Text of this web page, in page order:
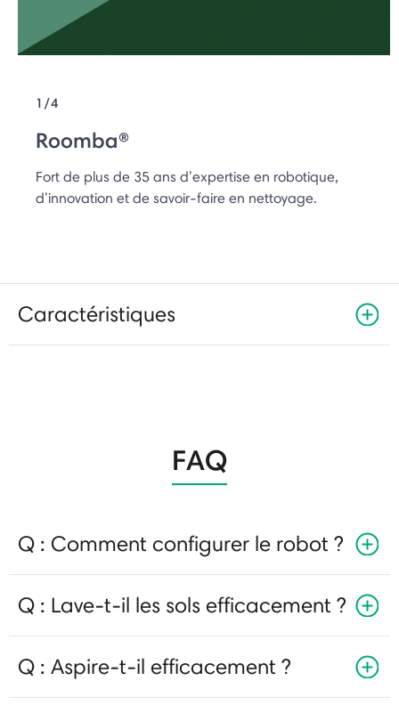
1/4
Roomba®
Fort de plus de 35 ans d’expertise en robotique,
d’innovation et de savoir-faire en nettoyage.
Caractéristiques
FAQ
Q : Comment configurer le robot ?
Q : Lave-t-il les sols efficacement ?
Q : Aspire-t-il efficacement ?